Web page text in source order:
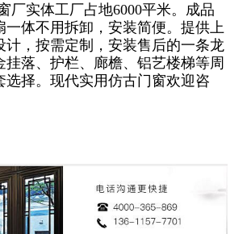
厂实体工厂占地6000平米。成品
一体不用拆卸，安装简便。提供上
计，按需定制，安装售后的一条龙
挂落、护栏、廊檐、铝艺楼梯等周
选择。现代实用仿古门窗欢迎咨